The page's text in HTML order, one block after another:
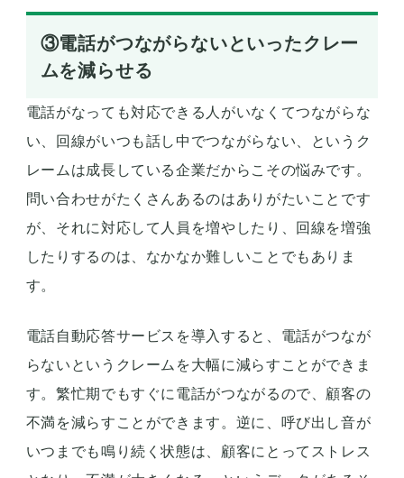
③電話がつながらないといったクレー
ムを減らせる
電話がなっても対応できる人がいなくてつながらな
い、回線がいつも話し中でつながらない、というク
レームは成長している企業だからこその悩みです。
問い合わせがたくさんあるのはありがたいことです
が、それに対応して人員を増やしたり、回線を増強
したりするのは、なかなか難しいことでもありま
す。
電話自動応答サービスを導入すると、電話がつなが
らないというクレームを大幅に減らすことができま
す。繁忙期でもすぐに電話がつながるので、顧客の
不満を減らすことができます。逆に、呼び出し音が
いつまでも鳴り続く状態は、顧客にとってストレス